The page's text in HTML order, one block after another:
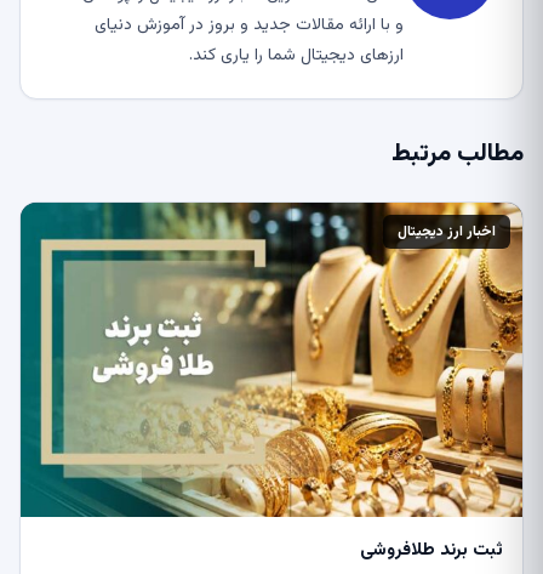
و با ارائه مقالات جدید و بروز در آموزش دنیای
ارزهای دیجیتال شما را یاری کند.
مطالب مرتبط
اخبار ارز دیجیتال
ثبت برند طلافروشی